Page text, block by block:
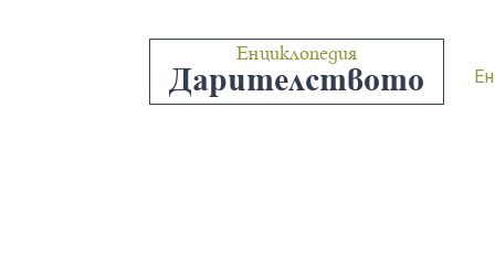
Енциклопедия
Дарителството